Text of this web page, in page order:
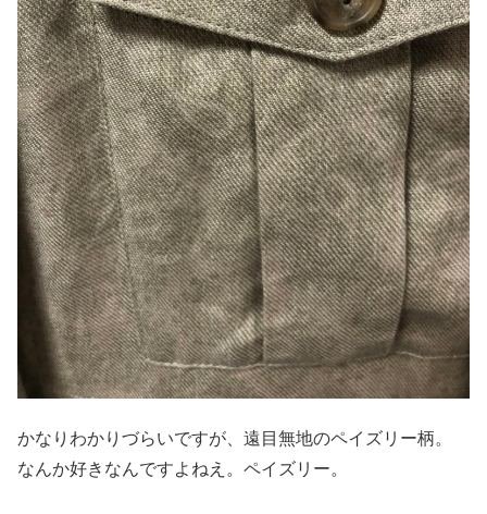
かなりわかりづらいですが、遠目無地のペイズリー柄。
なんか好きなんですよねえ。ペイズリー。